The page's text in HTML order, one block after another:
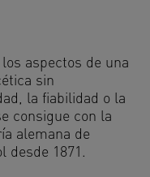
aspectos de una
sin
la fiabilidad o la
consigue con la
alemana de
desde 1871.